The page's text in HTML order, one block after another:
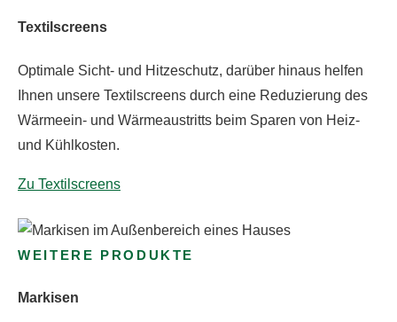
Textilscreens
Optimale Sicht- und Hitzeschutz, darüber hinaus helfen
Ihnen unsere Textilscreens durch eine Reduzierung des
Wärmeein- und Wärmeaustritts beim Sparen von Heiz-
und Kühlkosten.
Zu Textilscreens
WEITERE PRODUKTE
Markisen